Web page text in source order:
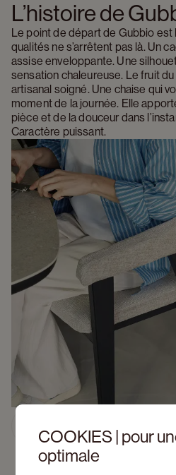
COOKIES | pour
optimale
L’histoire de
Le point de départ de Gubbio
qualités ne s’arrêtent pas là. Un
assise enveloppante. Une
sensation chaleureuse. Le fruit du
artisanal soigné. Une chaise qui
moment de la journée. Elle
pièce et de la douceur dans
Caractère puissant.
Previous slide